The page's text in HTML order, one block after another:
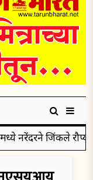
जिंकले रौप्यपदक